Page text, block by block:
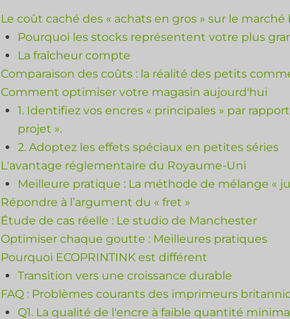
Le coût caché des « achats en gros » sur le
Pourquoi les stocks représentent votre plus
La fraîcheur compte
Comparaison des coûts : la réalité des petits
Comment optimiser votre magasin aujourd'hui
1. Identifiez vos encres « principales » par
projet ».
2. Adoptez les effets spéciaux en petites séries
L'avantage réglementaire du Royaume-Uni
Meilleure pratique : La méthode de mélange «
Répondre à l’argument du « fret »
Étude de cas réelle : Le studio de Manchester
Optimiser chaque goutte : Meilleures pratiques
Pourquoi ECOPRINTINK est différent
Transition vers une croissance durable
FAQ : Problèmes courants des imprimeurs
Q1. La qualité de l'encre à faible quantité